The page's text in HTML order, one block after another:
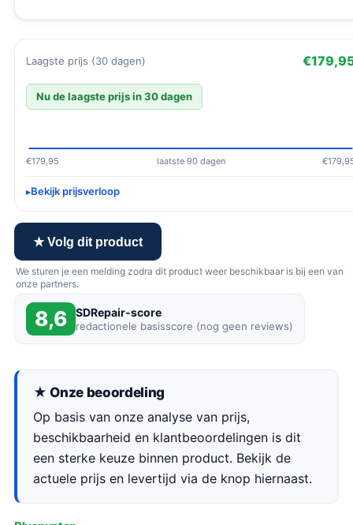
Laagste prijs (30 dagen)
Nu de laagste prijs in 30 dagen
€179,95 laatste 90 dagen
Bekijk prijsverloop
★ Volg dit product
We sturen je een melding zodra dit product weer beschikbaar is bij een van
onze partners.
8,6 SDRepair-score
redactionele basisscore (nog geen reviews)
★ Onze beoordeling
Op basis van onze analyse van prijs,
beschikbaarheid en klantbeoordelingen is dit
een sterke keuze binnen product. Bekijk de
actuele prijs en levertijd via de knop hiernaast.